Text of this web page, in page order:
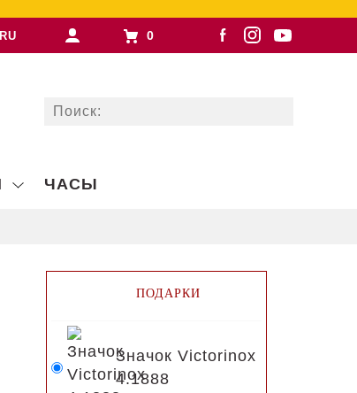
RU 0
ЧАСЫ
ПОДАРКИ
Значок Victorinox
4.1888